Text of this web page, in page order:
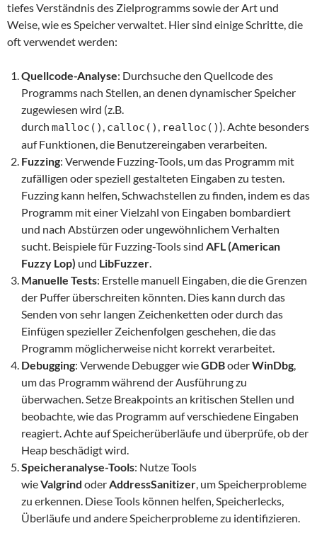
tiefes Verständnis des Zielprogramms sowie der Art und
Weise, wie es Speicher verwaltet. Hier sind einige Schritte, die
oft verwendet werden:
Quellcode-Analyse: Durchsuche den Quellcode des
Programms nach Stellen, an denen dynamischer Speicher
zugewiesen wird (z.B.
durch malloc() , calloc() , realloc()). Achte besonders
auf Funktionen, die Benutzereingaben verarbeiten.
Fuzzing: Verwende Fuzzing-Tools, um das Programm mit
zufälligen oder speziell gestalteten Eingaben zu testen.
Fuzzing kann helfen, Schwachstellen zu finden, indem es das
Programm mit einer Vielzahl von Eingaben bombardiert
und nach Abstürzen oder ungewöhnlichem Verhalten
sucht. Beispiele für Fuzzing-Tools sind AFL (American
Fuzzy Lop) und LibFuzzer.
Manuelle Tests: Erstelle manuell Eingaben, die die Grenzen
der Puffer überschreiten könnten. Dies kann durch das
Senden von sehr langen Zeichenketten oder durch das
Einfügen spezieller Zeichenfolgen geschehen, die das
Programm möglicherweise nicht korrekt verarbeitet.
Debugging: Verwende Debugger wieGDBoderWinDbg,
um das Programm während der Ausführung zu
überwachen. Setze Breakpoints an kritischen Stellen und
beobachte, wie das Programm auf verschiedene Eingaben
reagiert. Achte auf Speicherüberläufe und überprüfe, ob der
Heap beschädigt wird.
Speicheranalyse-Tools: Nutze Tools
wieValgrind oderAddressSanitizer, um Speicherprobleme
zu erkennen. Diese Tools können helfen, Speicherlecks,
Überläufe und andere Speicherprobleme zu identifizieren.